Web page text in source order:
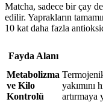
Matcha, sadece bir çay
edilir. Yaprakların
10 kat daha fazla
Fayda Alanı
Metabolizma
ve Kilo
Kontrolü
yakımını
artırmaya